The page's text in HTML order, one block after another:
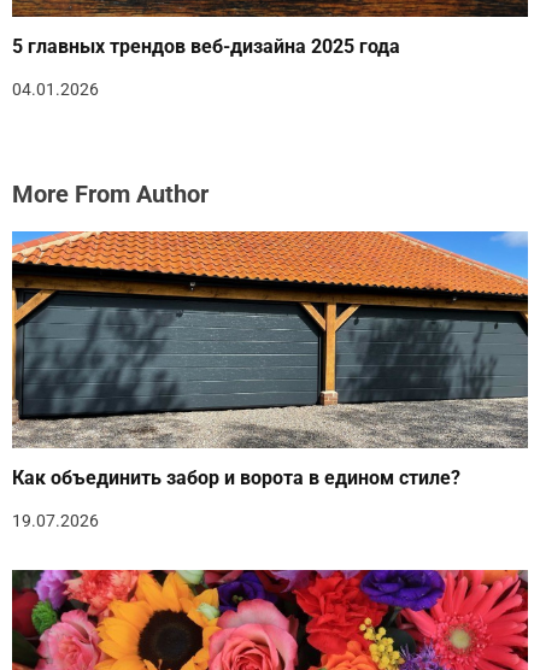
5 главных трендов веб-дизайна 2025 года
04.01.2026
More From Author
Как объединить забор и ворота в едином стиле?
19.07.2026